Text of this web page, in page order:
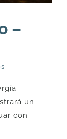
–
un
con